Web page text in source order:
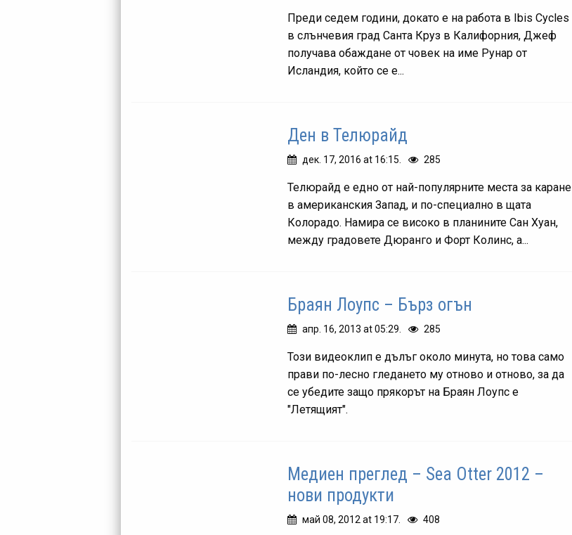
Преди седем години, докато е на работа в Ibis Cycles
в слънчевия град Санта Круз в Калифорния, Джеф
получава обаждане от човек на име Рунар от
Исландия, който се е...
Ден в Телюрайд
дек. 17, 2016 at 16:15. 285
Телюрайд е едно от най-популярните места за каране
в американския Запад, и по-специално в щата
Колорадо. Намира се високо в планините Сан Хуан,
между градовете Дюранго и Форт Колинс, а...
Браян Лоупс – Бърз огън
апр. 16, 2013 at 05:29. 285
Този видеоклип е дълъг около минута, но това само
прави по-лесно гледането му отново и отново, за да
се убедите защо прякорът на Браян Лоупс е
"Летящият".
Медиен преглед – Sea Otter 2012 –
нови продукти
май 08, 2012 at 19:17. 408